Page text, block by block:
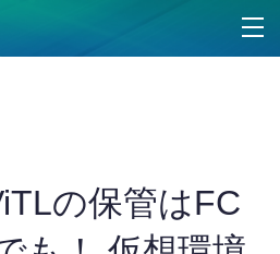
の保管はFC